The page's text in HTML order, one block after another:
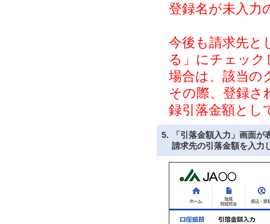
登録名が未入力
今後も請求先と
る」にチェッ
場合は、該当の
その際、登録さ
録引落金額とし
5.
「引落金額入力」画面が
請求先の引落金額を入力